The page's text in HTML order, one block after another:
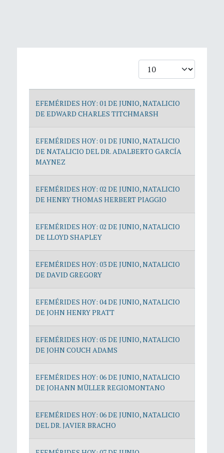
Cantidad
EFEMÉRIDES HOY: 01 DE JUNIO, NATALICIO
DE EDWARD CHARLES TITCHMARSH
EFEMÉRIDES HOY: 01 DE JUNIO, NATALICIO
DE NATALICIO DEL DR. ADALBERTO GARCÍA
MAYNEZ
EFEMÉRIDES HOY: 02 DE JUNIO, NATALICIO
DE HENRY THOMAS HERBERT PIAGGIO
EFEMÉRIDES HOY: 02 DE JUNIO, NATALICIO
DE LLOYD SHAPLEY
EFEMÉRIDES HOY: 03 DE JUNIO, NATALICIO
DE DAVID GREGORY
EFEMÉRIDES HOY: 04 DE JUNIO, NATALICIO
DE JOHN HENRY PRATT
EFEMÉRIDES HOY: 05 DE JUNIO, NATALICIO
DE JOHN COUCH ADAMS
EFEMÉRIDES HOY: 06 DE JUNIO, NATALICIO
DE JOHANN MÜLLER REGIOMONTANO
EFEMÉRIDES HOY: 06 DE JUNIO, NATALICIO
DEL DR. JAVIER BRACHO